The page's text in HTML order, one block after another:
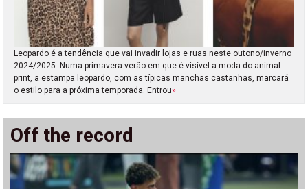
Leopardo é a tendência que vai invadir lojas e ruas neste outono/inverno
2024/2025. Numa primavera-verão em que é visível a moda do animal
print, a estampa leopardo, com as típicas manchas castanhas, marcará
o estilo para a próxima temporada. Entrou»
Off the record